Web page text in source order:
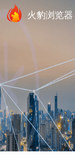
火豹浏览器